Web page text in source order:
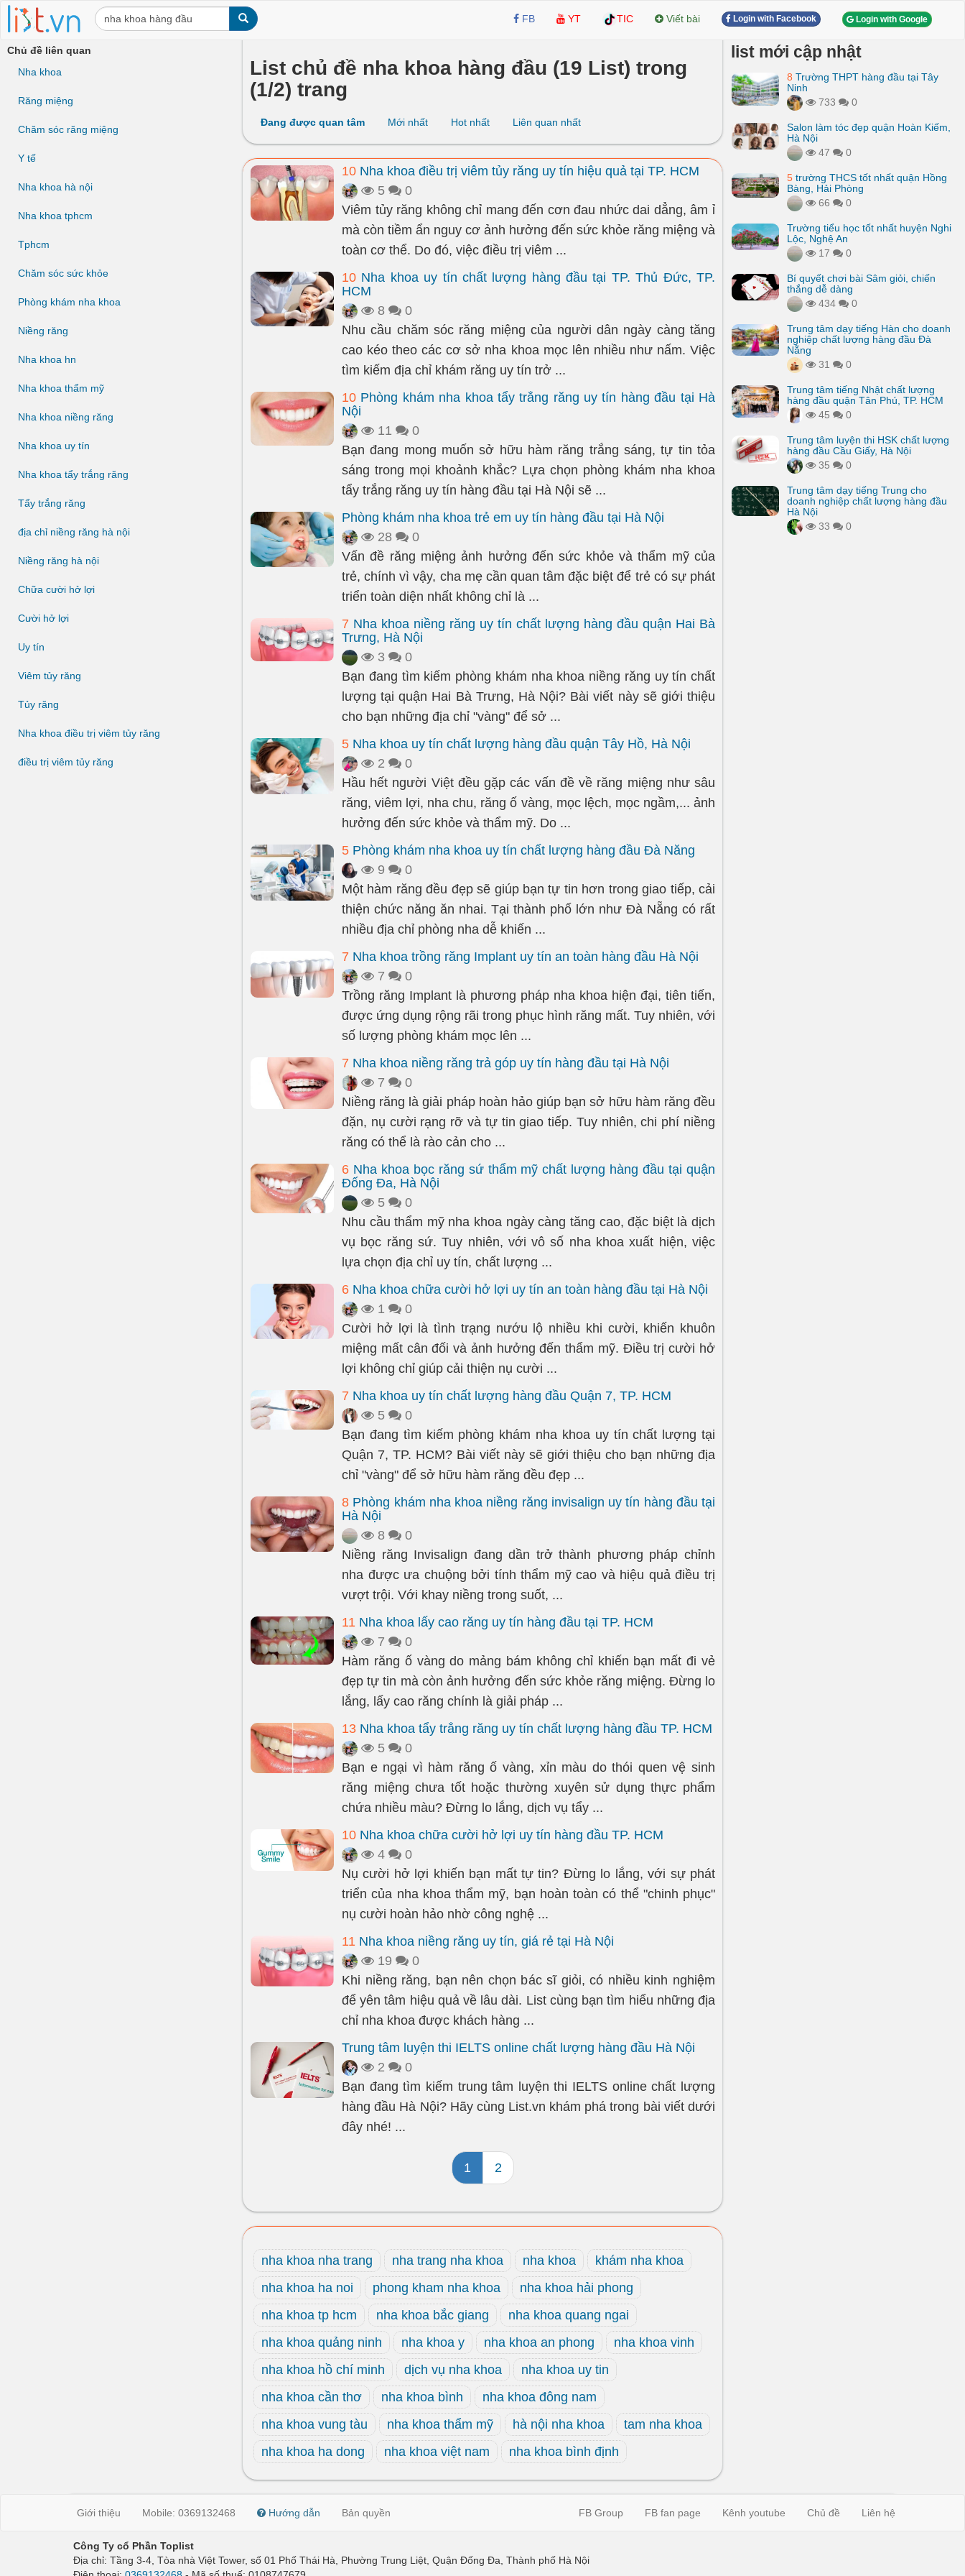
FB YT TIC Viết bài Login with Facebook Login with Google
Chủ đề liên quan
Nha khoa
Răng miệng
Chăm sóc răng miệng
Y tế
Nha khoa hà nội
Nha khoa tphcm
Tphcm
Chăm sóc sức khỏe
Phòng khám nha khoa
Niềng răng
Nha khoa hn
Nha khoa thẩm mỹ
Nha khoa niềng răng
Nha khoa uy tín
Nha khoa tẩy trắng răng
Tẩy trắng răng
địa chỉ niềng răng hà nội
Niềng răng hà nội
Chữa cười hở lợi
Cười hở lợi
Uy tín
Viêm tủy răng
Tủy răng
Nha khoa điều trị viêm tủy răng
điều trị viêm tủy răng
List chủ đề nha khoa hàng đầu (19 List) trong
(1/2) trang
Đang được quan tâm Mới nhất Hot nhất Liên quan nhất
10 Nha khoa điều trị viêm tủy răng uy tín hiệu quả tại TP. HCM
5
0
Viêm tủy răng không chỉ mang đến cơn đau nhức dai dẳng, âm ỉ
mà còn tiềm ẩn nguy cơ ảnh hưởng đến sức khỏe răng miệng và
toàn cơ thể. Do đó, việc điều trị viêm ...
10 Nha khoa uy tín chất lượng hàng đầu tại TP. Thủ Đức, TP.
HCM
8
0
Nhu cầu chăm sóc răng miệng của người dân ngày càng tăng
cao kéo theo các cơ sở nha khoa mọc lên nhiều như nấm. Việc
tìm kiếm địa chỉ khám răng uy tín trở ...
10 Phòng khám nha khoa tẩy trắng răng uy tín hàng đầu tại Hà
Nội
11
0
Bạn đang mong muốn sở hữu hàm răng trắng sáng, tự tin tỏa
sáng trong mọi khoảnh khắc? Lựa chọn phòng khám nha khoa
tẩy trắng răng uy tín hàng đầu tại Hà Nội sẽ ...
Phòng khám nha khoa trẻ em uy tín hàng đầu tại Hà Nội
28
0
Vấn đề răng miệng ảnh hưởng đến sức khỏe và thẩm mỹ của
trẻ, chính vì vậy, cha mẹ cần quan tâm đặc biệt để trẻ có sự phát
triển toàn diện nhất không chỉ là ...
7 Nha khoa niềng răng uy tín chất lượng hàng đầu quận Hai Bà
Trưng, Hà Nội
3
0
Bạn đang tìm kiếm phòng khám nha khoa niềng răng uy tín chất
lượng tại quận Hai Bà Trưng, Hà Nội? Bài viết này sẽ giới thiệu
cho bạn những địa chỉ "vàng" để sở ...
5 Nha khoa uy tín chất lượng hàng đầu quận Tây Hồ, Hà Nội
2
0
Hầu hết người Việt đều gặp các vấn đề về răng miệng như sâu
răng, viêm lợi, nha chu, răng ố vàng, mọc lệch, mọc ngầm,... ảnh
hưởng đến sức khỏe và thẩm mỹ. Do ...
5 Phòng khám nha khoa uy tín chất lượng hàng đầu Đà Nẵng
9
0
Một hàm răng đều đẹp sẽ giúp bạn tự tin hơn trong giao tiếp, cải
thiện chức năng ăn nhai. Tại thành phố lớn như Đà Nẵng có rất
nhiều địa chỉ phòng nha dễ khiến ...
7 Nha khoa trồng răng Implant uy tín an toàn hàng đầu Hà Nội
7
0
Trồng răng Implant là phương pháp nha khoa hiện đại, tiên tiến,
được ứng dụng rộng rãi trong phục hình răng mất. Tuy nhiên, với
số lượng phòng khám mọc lên ...
7 Nha khoa niềng răng trả góp uy tín hàng đầu tại Hà Nội
7
0
Niềng răng là giải pháp hoàn hảo giúp bạn sở hữu hàm răng đều
đặn, nụ cười rạng rỡ và tự tin giao tiếp. Tuy nhiên, chi phí niềng
răng có thể là rào cản cho ...
6 Nha khoa bọc răng sứ thẩm mỹ chất lượng hàng đầu tại quận
Đống Đa, Hà Nội
5
0
Nhu cầu thẩm mỹ nha khoa ngày càng tăng cao, đặc biệt là dịch
vụ bọc răng sứ. Tuy nhiên, với vô số nha khoa xuất hiện, việc
lựa chọn địa chỉ uy tín, chất lượng ...
6 Nha khoa chữa cười hở lợi uy tín an toàn hàng đầu tại Hà Nội
1
0
Cười hở lợi là tình trạng nướu lộ nhiều khi cười, khiến khuôn
miệng mất cân đối và ảnh hưởng đến thẩm mỹ. Điều trị cười hở
lợi không chỉ giúp cải thiện nụ cười ...
7 Nha khoa uy tín chất lượng hàng đầu Quận 7, TP. HCM
5
0
Bạn đang tìm kiếm phòng khám nha khoa uy tín chất lượng tại
Quận 7, TP. HCM? Bài viết này sẽ giới thiệu cho bạn những địa
chỉ "vàng" để sở hữu hàm răng đều đẹp ...
8 Phòng khám nha khoa niềng răng invisalign uy tín hàng đầu tại
Hà Nội
8
0
Niềng răng Invisalign đang dần trở thành phương pháp chỉnh
nha được ưa chuộng bởi tính thẩm mỹ cao và hiệu quả điều trị
vượt trội. Với khay niềng trong suốt, ...
11 Nha khoa lấy cao răng uy tín hàng đầu tại TP. HCM
7
0
Hàm răng ố vàng do mảng bám không chỉ khiến bạn mất đi vẻ
đẹp tự tin mà còn ảnh hưởng đến sức khỏe răng miệng. Đừng lo
lắng, lấy cao răng chính là giải pháp ...
13 Nha khoa tẩy trắng răng uy tín chất lượng hàng đầu TP. HCM
5
0
Bạn e ngại vì hàm răng ố vàng, xỉn màu do thói quen vệ sinh
răng miệng chưa tốt hoặc thường xuyên sử dụng thực phẩm
chứa nhiều màu? Đừng lo lắng, dịch vụ tẩy ...
10 Nha khoa chữa cười hở lợi uy tín hàng đầu TP. HCM
4
0
Nụ cười hở lợi khiến bạn mất tự tin? Đừng lo lắng, với sự phát
triển của nha khoa thẩm mỹ, bạn hoàn toàn có thể "chinh phục"
nụ cười hoàn hảo nhờ công nghệ ...
11 Nha khoa niềng răng uy tín, giá rẻ tại Hà Nội
19
0
Khi niềng răng, bạn nên chọn bác sĩ giỏi, có nhiều kinh nghiệm
để yên tâm hiệu quả về lâu dài. List cùng bạn tìm hiểu những địa
chỉ nha khoa được khách hàng ...
Trung tâm luyện thi IELTS online chất lượng hàng đầu Hà Nội
2
0
Bạn đang tìm kiếm trung tâm luyện thi IELTS online chất lượng
hàng đầu Hà Nội? Hãy cùng List.vn khám phá trong bài viết dưới
đây nhé! ...
1 2
nha khoa nha trang nha trang nha khoa nha khoa
khám nha khoa
nha khoa ha noi
phong kham nha khoa
nha khoa hải phong
nha khoa tp hcm
nha khoa bắc giang
nha khoa quang ngai
nha khoa quảng ninh
nha khoa y nha khoa an phong
nha khoa vinh
nha khoa hồ chí minh
dịch vụ nha khoa
nha khoa uy tin
nha khoa cần thơ
nha khoa bình
nha khoa đông nam
nha khoa vung tàu
nha khoa thẩm mỹ hà nội nha khoa
tam nha khoa
nha khoa ha dong
nha khoa việt nam nha khoa bình định
list mới cập nhật
8 Trường THPT hàng đầu tại Tây
Ninh
733
0
Salon làm tóc đẹp quận Hoàn Kiếm,
Hà Nội
47
0
5 trường THCS tốt nhất quận Hồng
Bàng, Hải Phòng
66
0
Trường tiểu học tốt nhất huyện Nghi
Lộc, Nghệ An
17
0
Bí quyết chơi bài Sâm giỏi, chiến
thắng dễ dàng
434
0
Trung tâm dạy tiếng Hàn cho doanh
nghiệp chất lượng hàng đầu Đà
Nẵng
31
0
Trung tâm tiếng Nhật chất lượng
hàng đầu quận Tân Phú, TP. HCM
45
0
Trung tâm luyện thi HSK chất lượng
hàng đầu Cầu Giấy, Hà Nội
35
0
Trung tâm dạy tiếng Trung cho
doanh nghiệp chất lượng hàng đầu
Hà Nội
33
0
Giới thiệu Mobile: 0369132468 Hướng dẫn Bản quyền FB Group FB fan page Kênh youtube Chủ đề Liên hệ
Công Ty cổ Phần Toplist
Địa chỉ: Tầng 3-4, Tòa nhà Việt Tower, số 01 Phố Thái Hà, Phường Trung Liệt, Quận Đống Đa, Thành phố Hà Nội